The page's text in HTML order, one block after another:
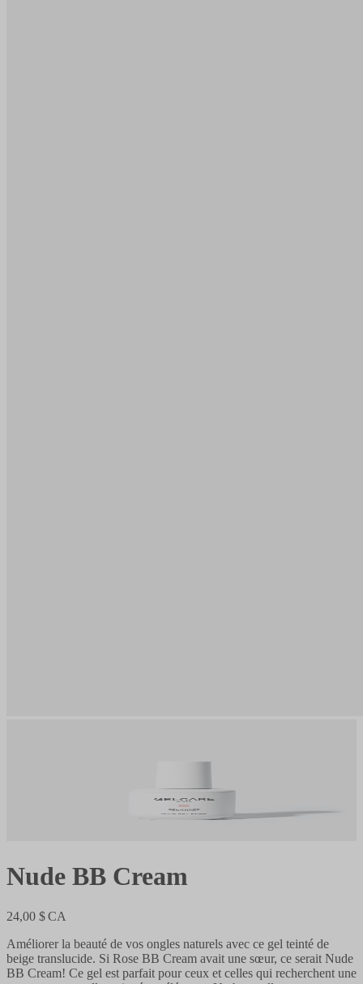
Nude BB Cream
24,00 $ CA
Améliorer la beauté de vos ongles naturels avec ce gel teinté de
beige translucide. Si Rose BB Cream avait une sœur, ce serait Nude
BB Cream! Ce gel est parfait pour ceux et celles qui recherchent une